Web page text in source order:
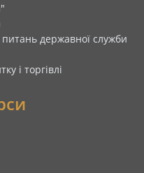
державної служби
і торгівлі